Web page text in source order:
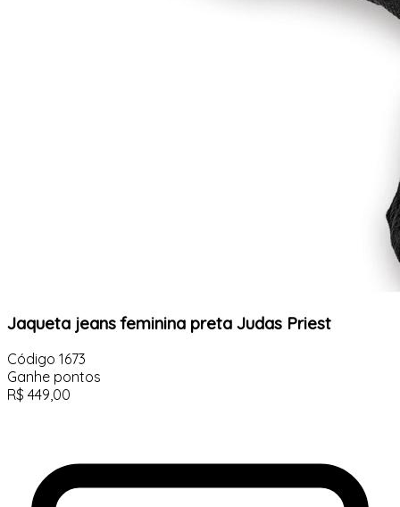
Jaqueta jeans feminina preta Judas Priest
Código 1673
Ganhe pontos
R$ 449,00